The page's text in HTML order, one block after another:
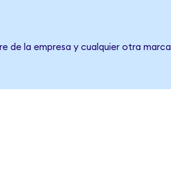
de la empresa y cualquier otra marca